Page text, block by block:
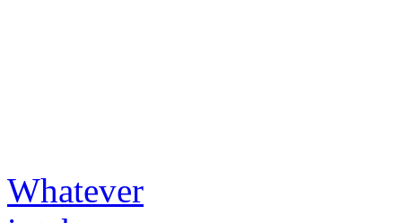
Whatever